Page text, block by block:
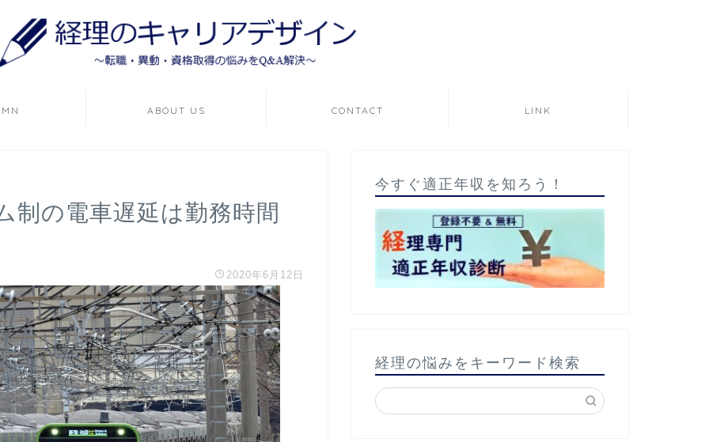
ABOUT US CONTACT LINK
制の電車遅延は勤務時間
2020年6月12日
今すぐ適正年収を知ろう！
経理の悩みをキーワード検索